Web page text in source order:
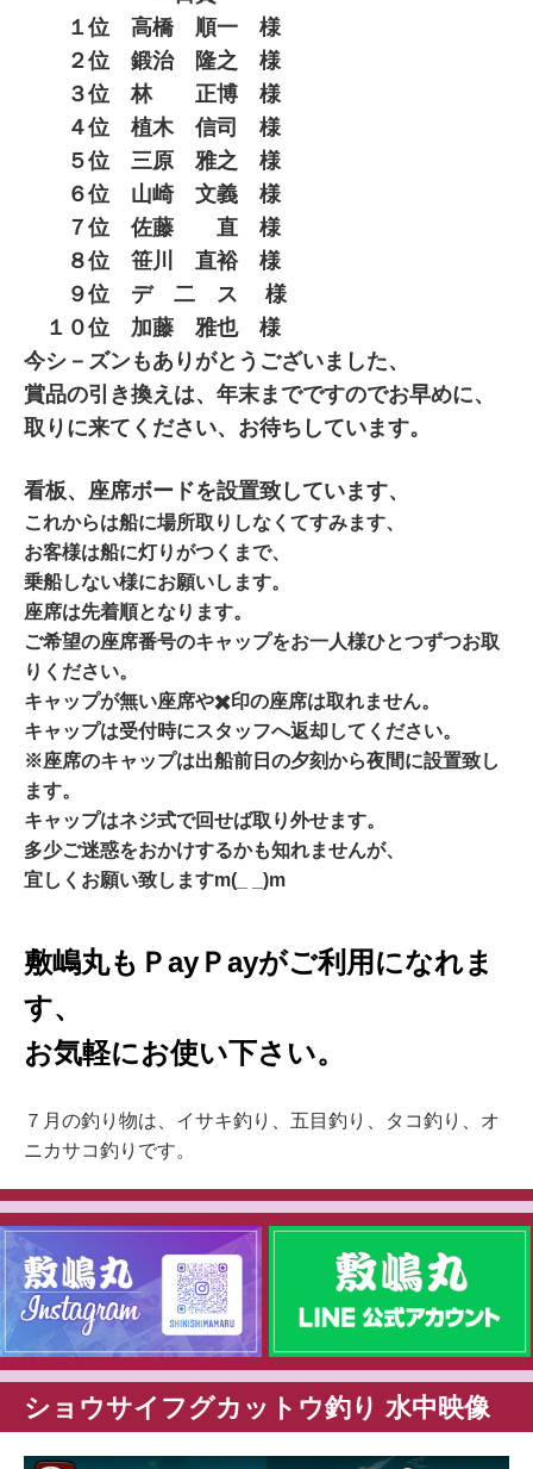
１位 高橋 順一 様
２位 鍛治 隆之 様
３位 林 正博 様
４位 植木 信司 様
５位 三原 雅之 様
６位 山崎 文義 様
７位 佐藤 直 様
８位 笹川 直裕 様
９位 デ 二 ス 様
１０位 加藤 雅也 様
今シ－ズンもありがとうございました、
賞品の引き換えは、年末までですのでお早めに、
取りに来てください、お待ちしています。
看板、座席ボードを設置致しています、
これからは船に場所取りしなくてすみます、
お客様は船に灯りがつくまで、
乗船しない様にお願いします。
座席は先着順となります。
ご希望の座席番号のキャップをお一人様ひとつずつお取
りください。
キャップが無い座席や✖️印の座席は取れません。
キャップは受付時にスタッフへ返却してください。
※座席のキャップは出船前日の夕刻から夜間に設置致し
ます。
キャップはネジ式で回せば取り外せます。
多少ご迷惑をおかけするかも知れませんが、
宜しくお願い致しますm(_ _)m
敷嶋丸もＰayＰayがご利用になれま
す、
お気軽にお使い下さい。
７月の釣り物は 、イサキ釣 り
、五目釣り、タコ釣り、オ
ニカサコ釣り です。
ショウサイフグカットウ釣り 水中映像